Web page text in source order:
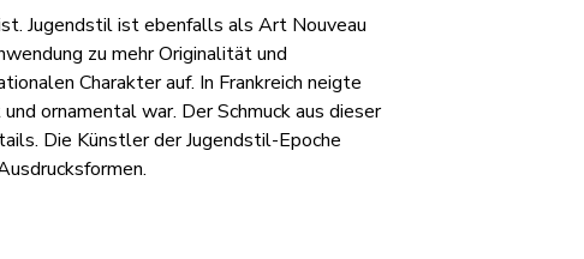
Jugendstil ist ebenfalls als Art Nouveau
zu mehr Originalität und
Charakter auf. In Frankreich neigte
ornamental war. Der Schmuck aus dieser
Die Künstler der Jugendstil-Epoche